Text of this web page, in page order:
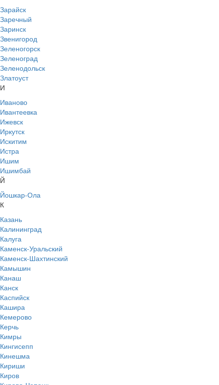
Зарайск
Заречный
Заринск
Звенигород
Зеленогорск
Зеленоград
Зеленодольск
Златоуст
И
Иваново
Ивантеевка
Ижевск
Иркутск
Искитим
Истра
Ишим
Ишимбай
Й
Йошкар-Ола
К
Казань
Калининград
Калуга
Каменск-Уральский
Каменск-Шахтинский
Камышин
Канаш
Канск
Каспийск
Кашира
Кемерово
Керчь
Кимры
Кингисепп
Кинешма
Кириши
Киров